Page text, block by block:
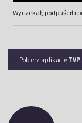
Wyczekał, podpuścił i
Pobierz aplikację TVP